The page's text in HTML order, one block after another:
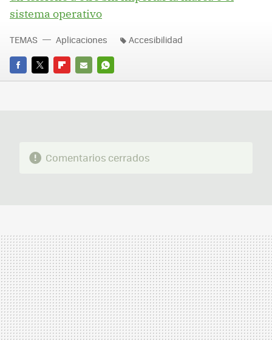
sistema operativo
FACEBOOK
TWITTERFLIPBOARD
E-
WHATSAPP
TEMAS Aplicaciones Accesibilidad
Comentarios cerrados